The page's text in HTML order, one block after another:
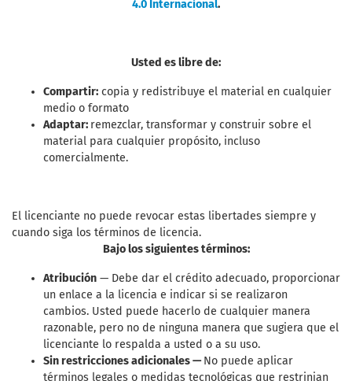
4.0 Internacional.
Usted es libre de:
Compartir: copia y redistribuye el material en cualquier
medio o formato
Adaptar: remezclar, transformar y construir sobre el
material para cualquier propósito, incluso
comercialmente.
El licenciante no puede revocar estas libertades siempre y
cuando siga los términos de licencia.
Bajo los siguientes términos:
Atribución — Debe dar el crédito adecuado, proporcionar
un enlace a la licencia e indicar si se realizaron
cambios. Usted puede hacerlo de cualquier manera
razonable, pero no de ninguna manera que sugiera que el
licenciante lo respalda a usted o a su uso.
Sin restricciones adicionales —No puede aplicar
términos legales o medidas tecnológicas que restrinjan